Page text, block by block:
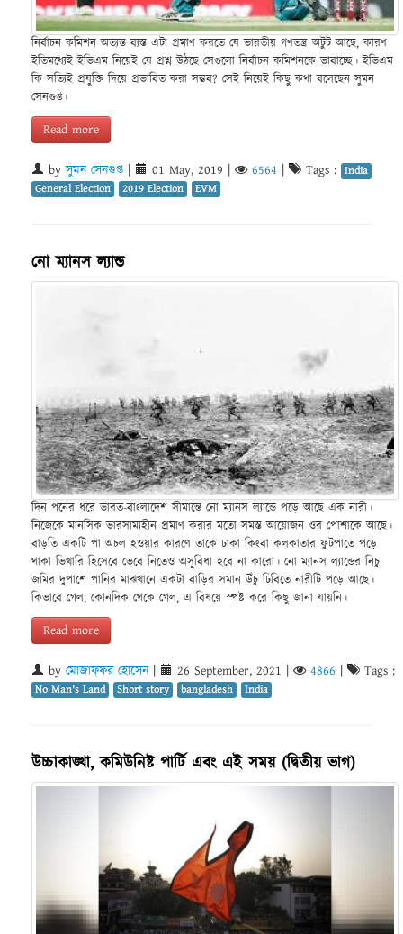
নির্বাচন কমিশন অত্যন্ত ব্যস্ত এটা প্রমাণ করতে যে ভারতীয় গণতন্ত্র অটুট আছে, কারণ
ইতিমধ্যেই ইভিএম নিয়েই যে প্রশ্ন উঠছে সেগুলো নির্বাচন কমিশনকে ভাবাচ্ছে। ইভিএম
কি সত্যিই প্রযুক্তি দিয়ে প্রভাবিত করা সম্ভব? সেই নিয়েই কিছু কথা বলেছেন সুমন
সেনগুপ্ত।
Read more
byসুমন সেনগুপ্ত 01 May, 2019 6564 Tags : India
General Election
2019 Election EVM
নো ম্যানস ল্যান্ড
দিন পনের ধরে ভারত-বাংলাদেশ সীমান্তে নো ম্যানস ল্যান্ডে পড়ে আছে এক নারী।
নিজেকে মানসিক ভারসাম্যহীন প্রমাণ করার মতো সমস্ত আয়োজন ওর পোশাকে আছে।
বাড়তি একটি পা অচল হওয়ার কারণে তাকে ঢাকা কিংবা কলকাতার ফুটপাতে পড়ে
থাকা ভিখারি হিসেবে ভেবে নিতেও অসুবিধা হবে না কারো। নো ম্যানস ল্যান্ডের নিচু
জমির দুপাশে পানির মাঝখানে একটা বাড়ির সমান উঁচু ঢিবিতে নারীটি পড়ে আছে।
কিভাবে গেল, কোনদিক থেকে গেল, এ বিষয়ে স্পষ্ট করে কিছু জানা যায়নি।
Read more
by মোজাফ্‌ফর হোসেন| 26 September, 2021 4866 Tags :
No Man's Land Short story bangladesh India
উচ্চাকাঙ্খা, কমিউনিষ্ট পার্টি এবং এই সময় (দ্বিতীয় ভাগ)